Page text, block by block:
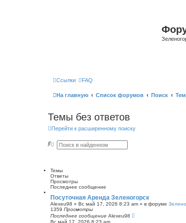
Ссылки FAQ
На главную Список форумов Поиск
Темы без ответов
Перейти к расширенному поиску
П Р
р
е
н
н
ы
й
п
о
и
Темы
Ответы
Просмотры
Последнее сообщение
Посуточная Аренда Зеленогорск
Alexeu98 » Вс май 17, 2026 8:23 am » в форуме
1359 Просмотры
Последнее сообщение Alexeu98
Вс май 17, 2026 8:23 am